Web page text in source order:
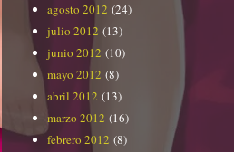
agosto 2012 (24)
julio 2012 (13)
junio 2012 (10)
mayo 2012 (8)
abril 2012 (13)
marzo 2012 (16)
febrero 2012 (8)